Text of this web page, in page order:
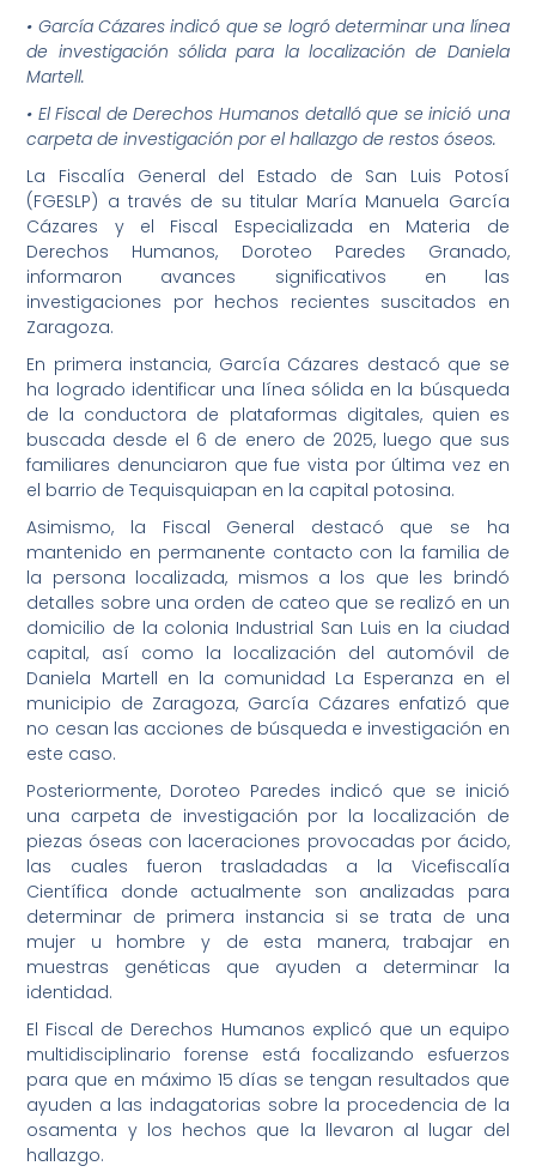
• García Cázares indicó que se logró determinar una línea
de investigación sólida para la localización de Daniela
Martell.
• El Fiscal de Derechos Humanos detalló que se inició una
carpeta de investigación por el hallazgo de restos óseos.
La Fiscalía General del Estado de San Luis Potosí
(FGESLP) a través de su titular María Manuela García
Cázares y el Fiscal Especializada en Materia de
Derechos Humanos, Doroteo Paredes Granado,
informaron avances significativos en las
investigaciones por hechos recientes suscitados en
Zaragoza.
En primera instancia, García Cázares destacó que se
ha logrado identificar una línea sólida en la búsqueda
de la conductora de plataformas digitales, quien es
buscada desde el 6 de enero de 2025, luego que sus
familiares denunciaron que fue vista por última vez en
el barrio de Tequisquiapan en la capital potosina.
Asimismo, la Fiscal General destacó que se ha
mantenido en permanente contacto con la familia de
la persona localizada, mismos a los que les brindó
detalles sobre una orden de cateo que se realizó en un
domicilio de la colonia Industrial San Luis en la ciudad
capital, así como la localización del automóvil de
Daniela Martell en la comunidad La Esperanza en el
municipio de Zaragoza, García Cázares enfatizó que
no cesan las acciones de búsqueda e investigación en
este caso.
Posteriormente, Doroteo Paredes indicó que se inició
una carpeta de investigación por la localización de
piezas óseas con laceraciones provocadas por ácido,
las cuales fueron trasladadas a la Vicefiscalía
Científica donde actualmente son analizadas para
determinar de primera instancia si se trata de una
mujer u hombre y de esta manera, trabajar en
muestras genéticas que ayuden a determinar la
identidad.
El Fiscal de Derechos Humanos explicó que un equipo
multidisciplinario forense está focalizando esfuerzos
para que en máximo 15 días se tengan resultados que
ayuden a las indagatorias sobre la procedencia de la
osamenta y los hechos que la llevaron al lugar del
hallazgo.